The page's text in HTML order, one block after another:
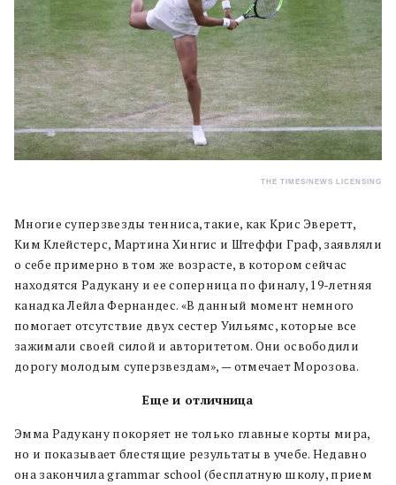
THE TIMES/NEWS LICENSING
Многие суперзвезды тенниса, такие, как Крис Эверетт,
Ким Клейстерс, Мартина Хингис и Штеффи Граф, заявляли
о себе примерно в том же возрасте, в котором сейчас
находятся Радукану и ее соперница по финалу, 19-летняя
канадка Лейла Фернандес. «В данный момент немного
помогает отсутствие двух сестер Уильямс, которые все
зажимали своей силой и авторитетом. Они освободили
дорогу молодым суперзвездам», — отмечает Морозова.
Еще и отличница
Эмма Радукану покоряет не только главные корты мира,
но и показывает блестящие результаты в учебе. Недавно
она закончила grammar school (бесплатную школу, прием